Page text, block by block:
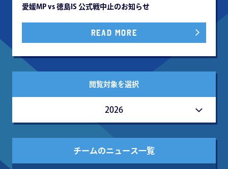
愛媛MP vs 徳島IS 公式戦中⽌のお知らせ
READ MORE
閲覧対象を選択
2026
チームのニュース一覧